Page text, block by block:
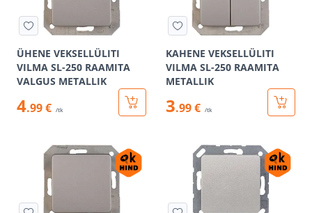
ÜHENE VEKSELLÜLITI
VILMA SL-250 RAAMITA
VALGUS METALLIK
4.99 € /tk
KAHENE VEKSELLÜLITI
VILMA SL-250 RAAMITA
METALLIK
3.99 € /tk